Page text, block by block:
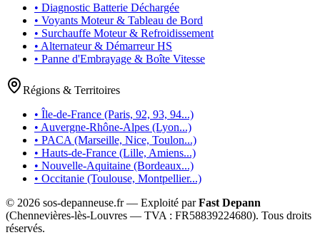
• Diagnostic Batterie Déchargée
• Voyants Moteur & Tableau de Bord
• Surchauffe Moteur & Refroidissement
• Alternateur & Démarreur HS
• Panne d'Embrayage & Boîte Vitesse
Régions & Territoires
• Île-de-France (Paris, 92, 93, 94...)
• Auvergne-Rhône-Alpes (Lyon...)
• PACA (Marseille, Nice, Toulon...)
• Hauts-de-France (Lille, Amiens...)
• Nouvelle-Aquitaine (Bordeaux...)
• Occitanie (Toulouse, Montpellier...)
© 2026 sos-depanneuse.fr — Exploité parFast Depann
(Chennevières-lès-Louvres — TVA : FR58839224680). Tous droits
réservés.